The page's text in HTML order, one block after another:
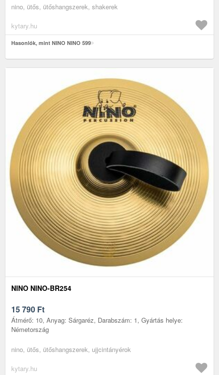
nino, ütős, ütőshangszerek, shakerek
kytary.hu
Hasonlók, mint NINO NINO 599
NINO NINO-BR254
15 790 Ft
Átmérő: 10, Anyag: Sárgaréz, Darabszám: 1, Gyártás helye:
Németország
nino, ütős, ütőshangszerek, ujjcintányérok
kytary.hu